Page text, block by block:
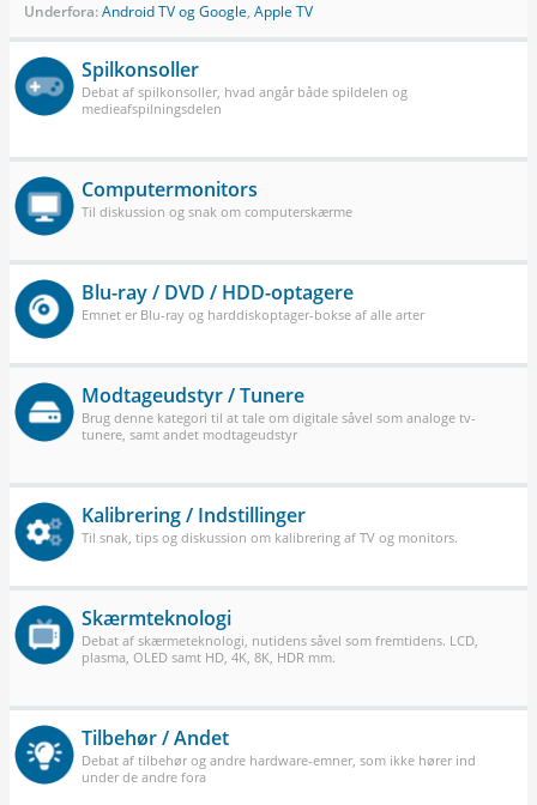
Underfora:Android TV og Google, Apple TV
Spilkonsoller
Debat af spilkonsoller, hvad angår både spildelen og
medieafspilningsdelen
Computermonitors
Til diskussion og snak om computerskærme
Blu-ray / DVD / HDD-optagere
Emnet er Blu-ray og harddiskoptager-bokse af alle arter
Modtageudstyr / Tunere
Brug denne kategori til at tale om digitale såvel som analoge tv-
tunere, samt andet modtageudstyr
Kalibrering / Indstillinger
Til snak, tips og diskussion om kalibrering af TV og monitors.
Skærmteknologi
Debat af skærmeteknologi, nutidens såvel som fremtidens. LCD,
plasma, OLED samt HD, 4K, 8K, HDR mm.
Tilbehør / Andet
Debat af tilbehør og andre hardware-emner, som ikke hører ind
under de andre fora